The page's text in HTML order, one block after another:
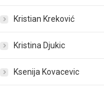
Kristian Kreković
Kristina Djukic
Ksenija Kovacevic